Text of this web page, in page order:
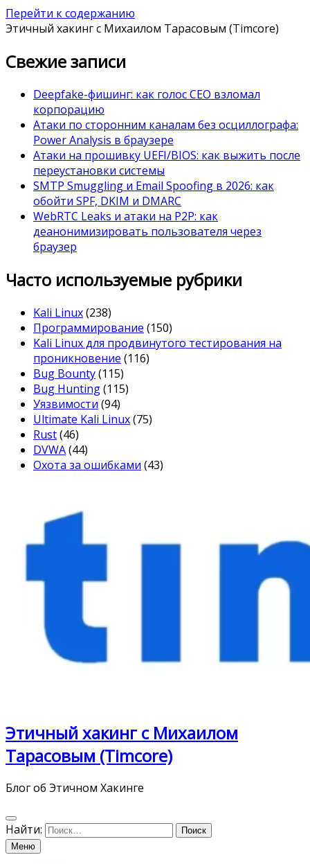
Перейти к содержанию
Этичный хакинг с Михаилом Тарасовым (Timcore)
Свежие записи
Deepfake-фишинг: как голос CEO взломал
корпорацию
Атаки по сторонним каналам без осциллографа:
Power Analysis в браузере
Атаки на прошивку UEFI/BIOS: как выжить после
переустановки системы
SMTP Smuggling и Email Spoofing в 2026: как
обойти SPF, DKIM и DMARC
WebRTC Leaks и атаки на P2P: как
деанонимизировать пользователя через
браузер
Часто используемые рубрики
Kali Linux(238)
Программирование (150)
Kali Linux для продвинутого тестирования на
проникновение (116)
Bug Bounty(115)
Bug Hunting(115)
Уязвимости (94)
Ultimate Kali Linux(75)
Rust(46)
DVWA(44)
Охота за ошибками (43)
Этичный хакинг с Михаилом
Тарасовым (Timcore)
Блог об Этичном Хакинге
Найти:
Меню